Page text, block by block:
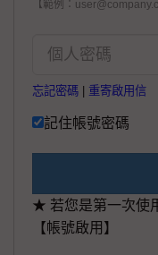
【範例：
忘記密碼 重寄啟用信
記住帳號密碼
★ 若您是第一次使
【帳號啟用】